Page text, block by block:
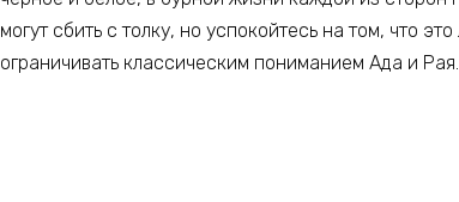
могут сбить с толку, но успокойтесь на том, что
ограничивать классическим пониманием Ада и Рая.